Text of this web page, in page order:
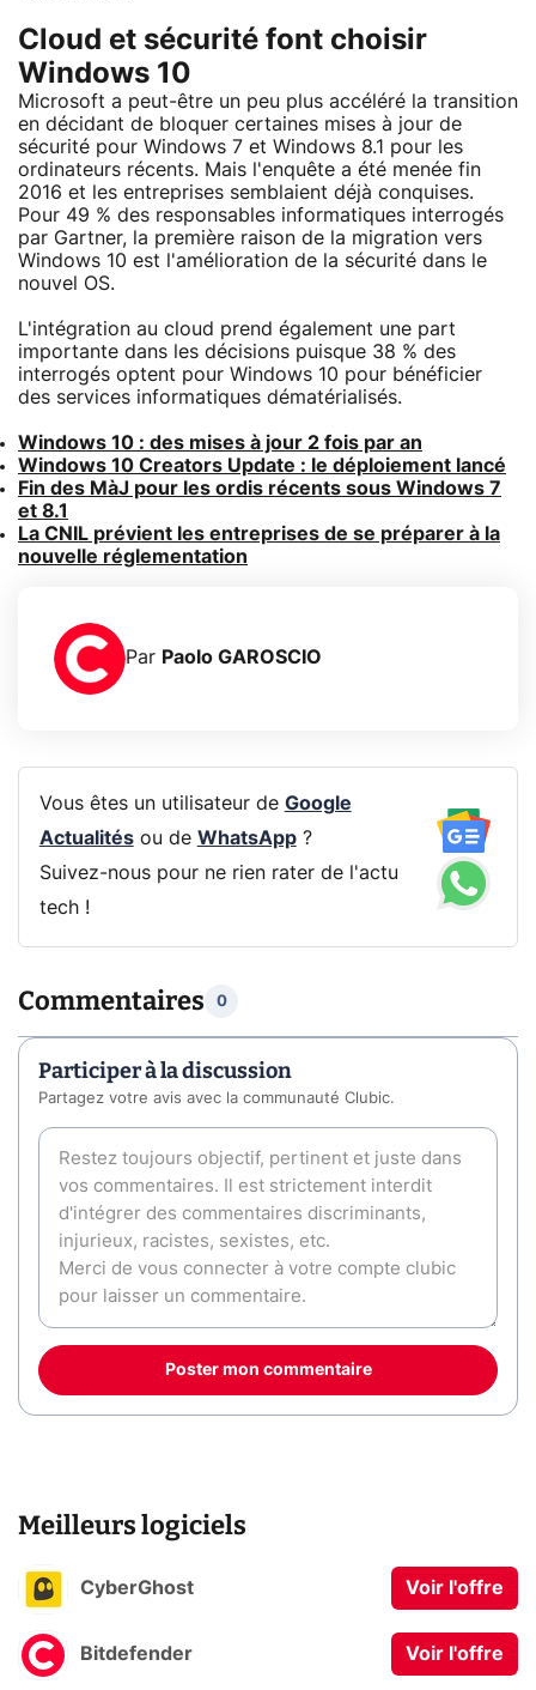
Cloud et sécurité font choisir
Windows 10
Microsoft a peut-être un peu plus accéléré la transition
en décidant de bloquer certaines mises à jour de
sécurité pour Windows 7 et Windows 8.1 pour les
ordinateurs récents. Mais l'enquête a été menée fin
2016 et les entreprises semblaient déjà conquises.
Pour 49 % des responsables informatiques interrogés
par Gartner, la première raison de la migration vers
Windows 10 est l'amélioration de la sécurité dans le
nouvel OS.
L'intégration au cloud prend également une part
importante dans les décisions puisque 38 % des
interrogés optent pour Windows 10 pour bénéficier
des services informatiques dématérialisés.
Windows 10 : des mises à jour 2 fois par an
Windows 10 Creators Update : le déploiement lancé
Fin des MàJ pour les ordis récents sous Windows 7
et 8.1
La CNIL prévient les entreprises de se préparer à la
nouvelle réglementation
Par Paolo GAROSCIO
Vous êtes un utilisateur de Google
Actualitésou de WhatsApp?
Suivez-nous pour ne rien rater de l'actu
tech !
Commentaires 0
Participer à la discussion
Partagez votre avis avec la communauté Clubic.
Poster mon commentaire
Meilleurs logiciels
CyberGhost Voir l'offre
Bitdefender Voir l'offre